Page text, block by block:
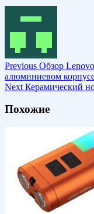
Previous Обзор
алюминиевом
Next Керамический
Похожие